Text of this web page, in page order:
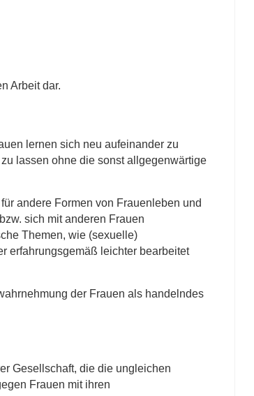
Arbeit dar.
lernen sich neu aufeinander zu
lassen ohne die sonst allgegenwärtige
andere Formen von Frauenleben und
sich mit anderen Frauen
Themen, wie (sexuelle)
erfahrungsgemäß leichter bearbeitet
der Frauen als handelndes
Gesellschaft, die die ungleichen
Frauen mit ihren